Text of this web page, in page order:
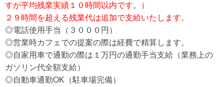
すが平均残業実績１０時間以内です。）
２９時間を超える残業代は追加で支給いたします。
◎電話使用手当（３０００円）
◎営業時カフェでの提案の際は経費で精算します。
◎自家用車で通勤の際は１万円の通勤手当支給（業務上の
ガソリン代全額支給）
◎自動車通勤OK（駐車場完備）